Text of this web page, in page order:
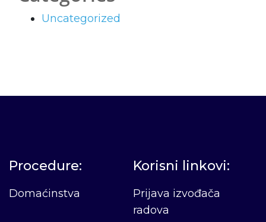
Uncategorized
Procedure:
Domaćinstva
Korisni linkovi:
Prijava izvođača
radova